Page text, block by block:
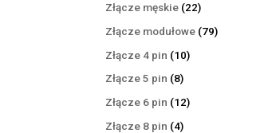
Złącze męskie 2222
produkty
Złącze modułowe 7979
Złącze 4 pin 1010
Złącze 5 pin 88
produktów
Złącze 6 pin 1212
Złącze 8 pin 44